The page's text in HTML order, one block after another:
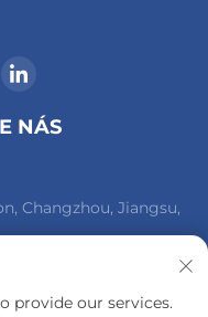
NÁS
Changzhou, Jiangsu,
provide our services.